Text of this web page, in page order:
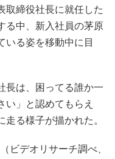
取締役社長に就任した
る中、新入社員の茅原
いる姿を移動中に目
長は、困ってる誰か一
い」と認めてもらえ
る様子が描かれた。
ビデオリサーチ調べ、